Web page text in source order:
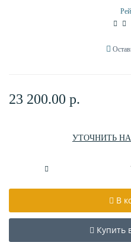
23 200.00 р.
УТОЧНИТЬ
В
Купить